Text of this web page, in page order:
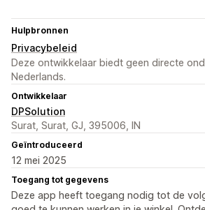
Hulpbronnen
Privacybeleid
Deze ontwikkelaar biedt geen directe
Nederlands.
Ontwikkelaar
DPSolution
Surat, Surat, GJ, 395006, IN
Geïntroduceerd
12 mei 2025
Toegang tot gegevens
Deze app heeft toegang nodig tot de